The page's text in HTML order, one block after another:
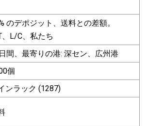
のデポジット、送料との差額。
L/C、私たち
間、最寄りの港: 深セン、広州港
個
ンラック (1287)